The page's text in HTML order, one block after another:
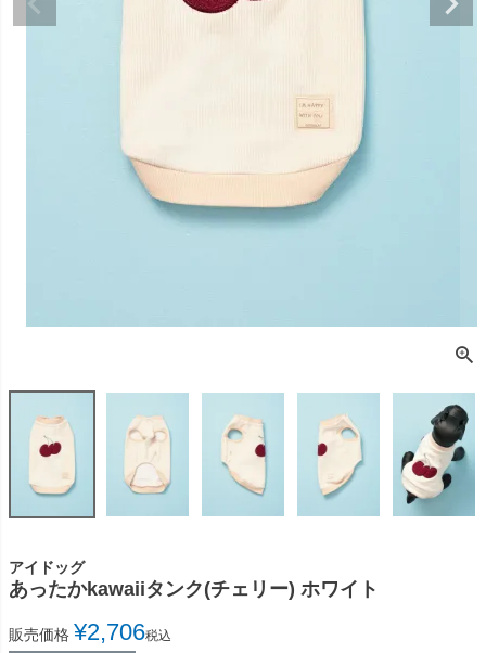
を見る 詳細を
アイドッグ
あったかkawaiiタンク(チェリー) ホワイト
販売価格 ¥2,706税込